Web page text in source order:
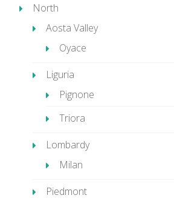
North
Aosta Valley
Oyace
Liguria
Pignone
Triora
Lombardy
Milan
Piedmont